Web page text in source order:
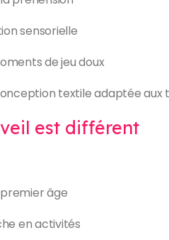
sensorielle
de jeu doux
textile adaptée
est différent
âge
en activités